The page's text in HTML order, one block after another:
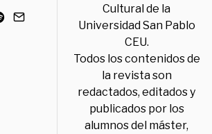
Cultural de la
Universidad San Pablo
CEU.
Todos los contenidos de
la revista son
redactados, editados y
publicados por los
alumnos del máster,